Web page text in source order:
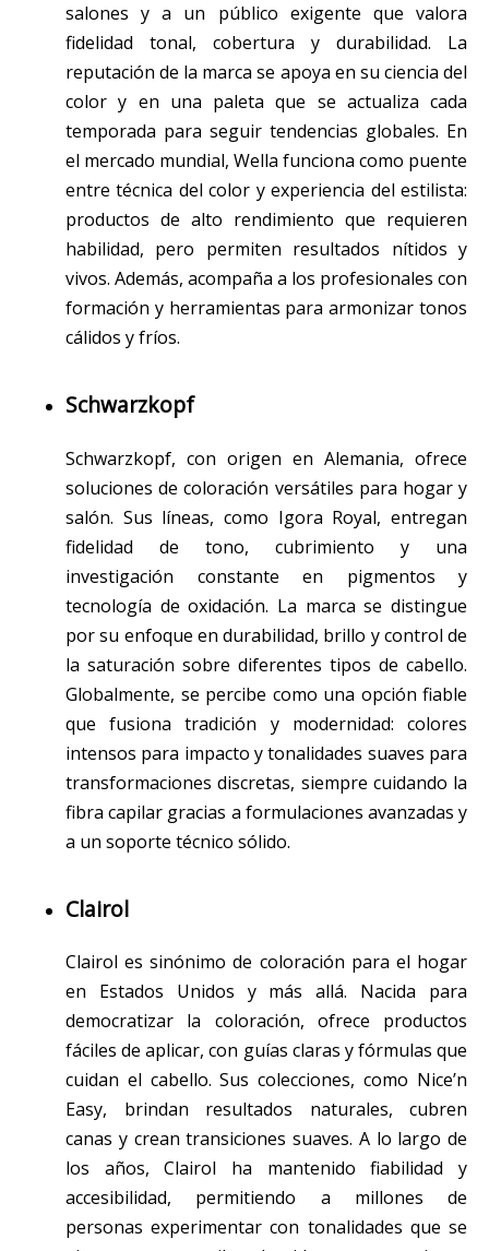
salones y a un público exigente que valora
fidelidad tonal, cobertura y durabilidad. La
reputación de la marca se apoya en su ciencia del
color y en una paleta que se actualiza cada
temporada para seguir tendencias globales. En
el mercado mundial, Wella funciona como puente
entre técnica del color y experiencia del estilista:
productos de alto rendimiento que requieren
habilidad, pero permiten resultados nítidos y
vivos. Además, acompaña a los profesionales con
formación y herramientas para armonizar tonos
cálidos y fríos.
Schwarzkopf
Schwarzkopf, con origen en Alemania, ofrece
soluciones de coloración versátiles para hogar y
salón. Sus líneas, como Igora Royal, entregan
fidelidad de tono, cubrimiento y una
investigación constante en pigmentos y
tecnología de oxidación. La marca se distingue
por su enfoque en durabilidad, brillo y control de
la saturación sobre diferentes tipos de cabello.
Globalmente, se percibe como una opción fiable
que fusiona tradición y modernidad: colores
intensos para impacto y tonalidades suaves para
transformaciones discretas, siempre cuidando la
fibra capilar gracias a formulaciones avanzadas y
a un soporte técnico sólido.
Clairol
Clairol es sinónimo de coloración para el hogar
en Estados Unidos y más allá. Nacida para
democratizar la coloración, ofrece productos
fáciles de aplicar, con guías claras y fórmulas que
cuidan el cabello. Sus colecciones, como Nice’n
Easy, brindan resultados naturales, cubren
canas y crean transiciones suaves. A lo largo de
los años, Clairol ha mantenido fiabilidad y
accesibilidad, permitiendo a millones de
personas experimentar con tonalidades que se